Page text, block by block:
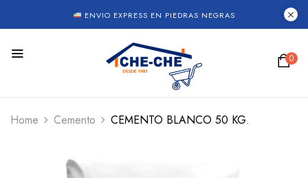
ENVIO EXPRESS EN PIEDRAS NEGRAS
0
Home Cemento CEMENTO BLANCO 50 KG.